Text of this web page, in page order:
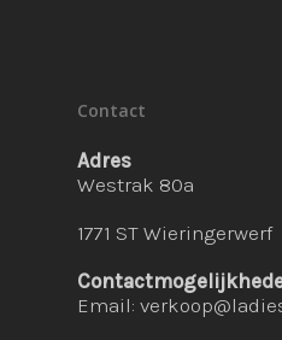
Contact
Adres
Westrak 80a
1771 ST Wieringerwerf
Email: